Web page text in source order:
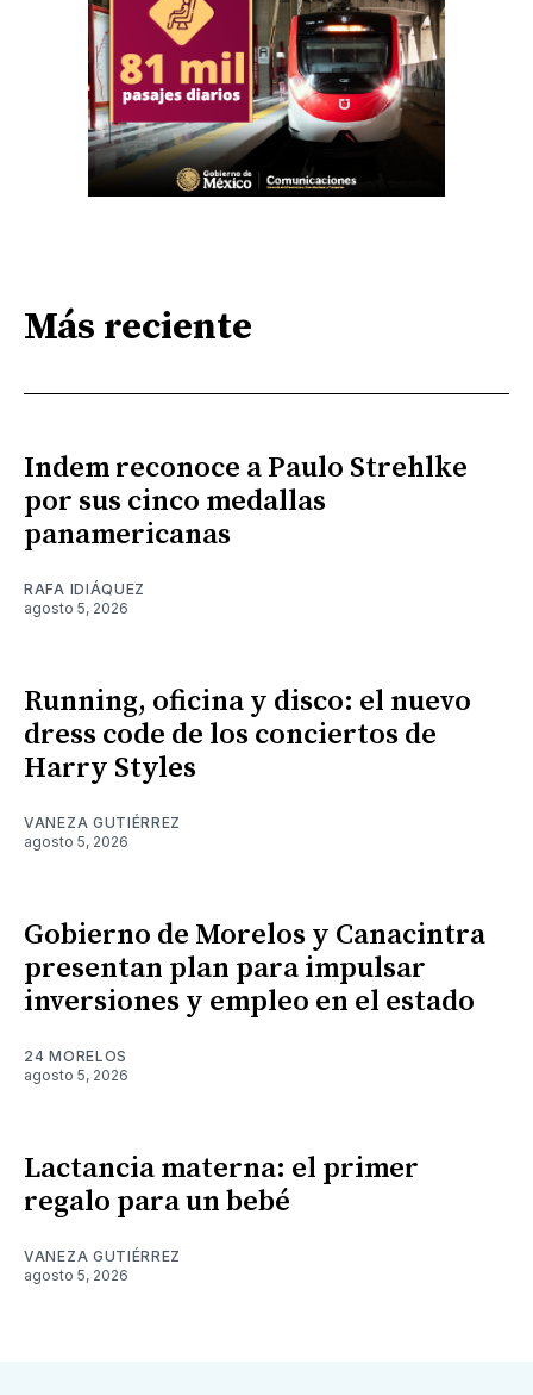
Más reciente
Indem reconoce a Paulo Strehlke
por sus cinco medallas
panamericanas
RAFA IDIÁQUEZ
agosto 5, 2026
Running, oficina y disco: el nuevo
dress code de los conciertos de
Harry Styles
VANEZA GUTIÉRREZ
agosto 5, 2026
Gobierno de Morelos y Canacintra
presentan plan para impulsar
inversiones y empleo en el estado
24 MORELOS
agosto 5, 2026
Lactancia materna: el primer
regalo para un bebé
VANEZA GUTIÉRREZ
agosto 5, 2026